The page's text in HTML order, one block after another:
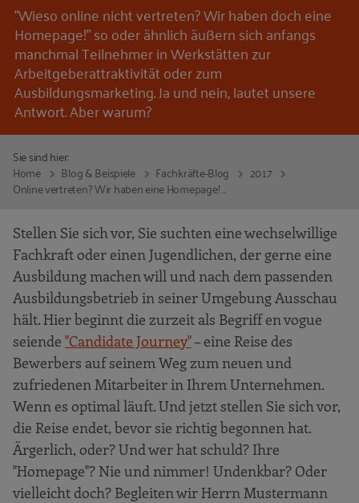
"Wieso online nicht vertreten? Wir haben doch eine
Homepage!" so oder ähnlich äußern sich anfangs
manchmal Teilnehmer in Werkstätten zur
Arbeitgeberattraktivität oder zum
Ausbildungsmarketing. Ja und nein, lautet unsere
Antwort. Aber warum?
Sie sind hier:
Home
Blog & Beispiele Fachkräfte-Blog
2017
Online vertreten? Wir haben eine Homepage! ...
Stellen Sie sich vor, Sie suchten eine wechselwillige
Fachkraft oder einen Jugendlichen, der gerne eine
Ausbildung machen will und nach dem passenden
Ausbildungsbetrieb in seiner Umgebung Ausschau
hält. Hier beginnt die zurzeit als Begriff en vogue
seiende "Candidate Journey"– eine Reise des
Bewerbers auf seinem Weg zum neuen und
zufriedenen Mitarbeiter in Ihrem Unternehmen.
Wenn es optimal läuft. Und jetzt stellen Sie sich vor,
die Reise endet, bevor sie richtig begonnen hat.
Ärgerlich, oder? Und wer hat schuld? Ihre
"Homepage"? Nie und nimmer! Undenkbar? Oder
vielleicht doch? Begleiten wir Herrn Mustermann